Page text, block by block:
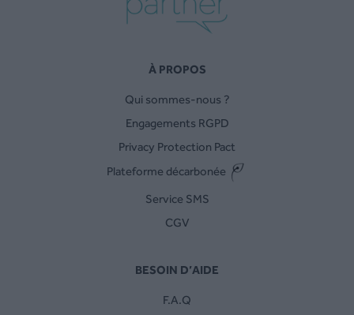
À PROPOS
Qui sommes-nous ?
Engagements RGPD
Privacy Protection Pact
Plateforme décarbonée
Service SMS
CGV
BESOIN D’AIDE
F.A.Q